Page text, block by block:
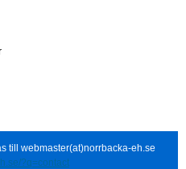
till webmaster(at)norrbacka-eh.se
?q=contact